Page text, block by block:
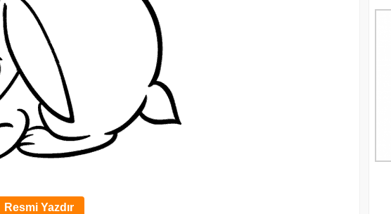
Resmi Yazdır